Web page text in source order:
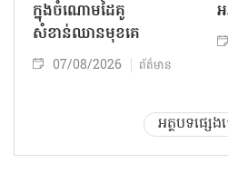
ក្នុងចំណោមដៃគូ
សំខាន់ឈានមុខគេ
07/08/2026 ព័ត៌មាន
អត្ថបទផ្សេ